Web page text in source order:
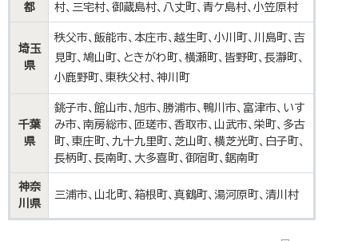
都
村、三宅村、御蔵島村、八丈町、青ケ島村、小笠原村
埼玉
県
秩父市、飯能市、本庄市、越生町、小川町、川島町、吉
見町、鳩山町、ときがわ町、横瀬町、皆野町、長瀞町、
小鹿野町、東秩父村、神川町
千葉
県
銚子市、館山市、旭市、勝浦市、鴨川市、富津市、いす
み市、南房総市、匝瑳市、香取市、山武市、栄町、多古
町、東庄町、九十九里町、芝山町、横芝光町、白子町、
長柄町、長南町、大多喜町、御宿町、鋸南町
神奈
川県
三浦市、山北町、箱根町、真鶴町、湯河原町、清川村